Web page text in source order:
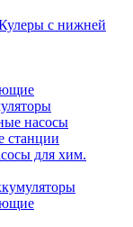
с нижней
насосы
станции
для хим.